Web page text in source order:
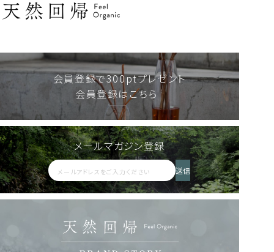
人気商品 定期便あり 詰替えあり
18,480
アロマウォーター HIBA
2,200 税込
人気商品 定期便あり 詰替えあり
8,580 税込
リードディフューザー
AKIU 200ml
人気商品 定期便あり 詰替えあり
18,480
シャンプー・トリートメント
人気商品 定期便あり 詰替えあり
8,360
ギフト・セット商品一覧を見る
会員登録で300ptプレゼント
会員登録はこちら
メールマガジン登録
送信